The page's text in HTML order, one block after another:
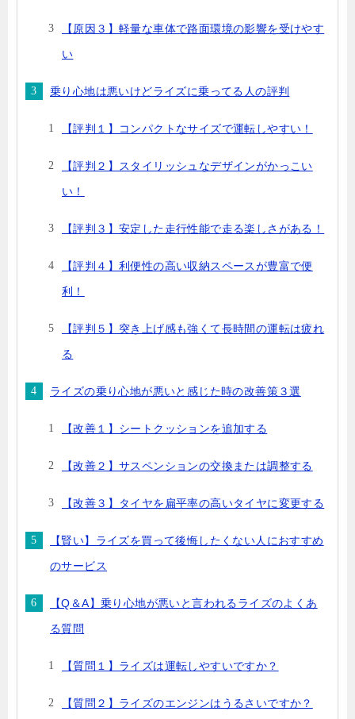
【原因３】軽量な車体で路面環境の影響を受けやす
い
乗り心地は悪いけどライズに乗ってる人の評判
【評判１】コンパクトなサイズで運転しやすい！
【評判２】スタイリッシュなデザインがかっこい
い！
【評判３】安定した走行性能で走る楽しさがある！
【評判４】利便性の高い収納スペースが豊富で便
利！
【評判５】突き上げ感も強くて長時間の運転は疲れ
る
ライズの乗り心地が悪いと感じた時の改善策３選
【改善１】シートクッションを追加する
【改善２】サスペンションの交換または調整する
【改善３】タイヤを扁平率の高いタイヤに変更する
【賢い】ライズを買って後悔したくない人におすすめ
のサービス
【Q＆A】乗り心地が悪いと言われるライズのよくあ
る質問
【質問１】ライズは運転しやすいですか？
【質問２】ライズのエンジンはうるさいですか？